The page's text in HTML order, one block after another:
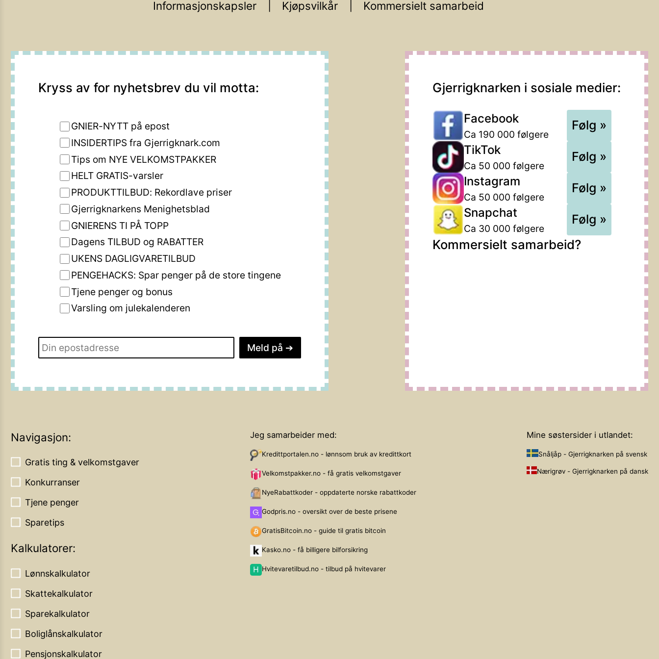
Informasjonskapsler
Kjøpsvilkår Kommersielt samarbeid
Kryss av for nyhetsbrev du vil motta:
GNIER-NYTT på epost
INSIDERTIPS fra Gjerrigknark.com
Tips om NYE VELKOMSTPAKKER
HELT GRATIS-varsler
PRODUKTTILBUD: Rekordlave priser
Gjerrigknarkens Menighetsblad
GNIERENS TI PÅ TOPP
Dagens TILBUD og RABATTER
UKENS DAGLIGVARETILBUD
PENGEHACKS: Spar penger på de store tingene
Tjene penger og bonus
Varsling om julekalenderen
Meld på ➔
Gjerrigknarken i sosiale medier:
Facebook
Ca 190 000 følgere
Følg »
TikTok
Ca 50 000 følgere
Følg »
Instagram
Ca 50 000 følgere
Følg »
Snapchat
Ca 30 000 følgere
Følg »
Kommersielt samarbeid?
Navigasjon:
Gratis ting & velkomstgaver
Konkurranser
Tjene penger
Sparetips
Kalkulatorer:
Lønnskalkulator
Skattekalkulator
Sparekalkulator
Boliglånskalkulator
Pensjonskalkulator
Jeg samarbeider med:
Kredittportalen.no - lønnsom bruk av kredittkort
Velkomstpakker.no - få gratis velkomstgaver
NyeRabattkoder - oppdaterte norske rabattkoder
Godpris.no - oversikt over de beste prisene
GratisBitcoin.no - guide til gratis bitcoin
Kasko.no - få billigere bilforsikring
Hvitevaretilbud.no - tilbud på hvitevarer
Mine søstersider i utlandet:
Snåljåp - Gjerrigknarken på svensk
Nærigrøv - Gjerrigknarken på dansk